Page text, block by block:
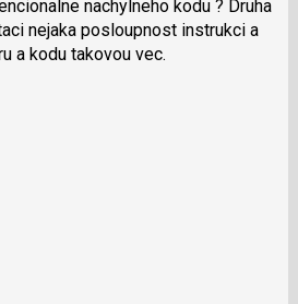
nachylneho kodu ? Druha
nejaka posloupnost instrukci a
a kodu takovou vec.